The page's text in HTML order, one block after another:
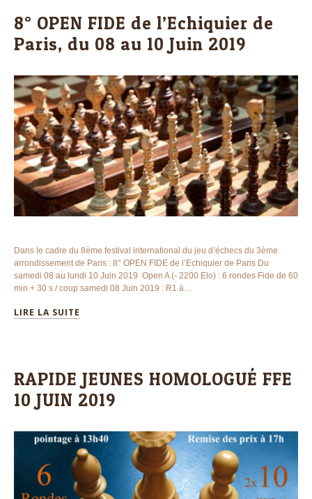
8° OPEN FIDE de l’Echiquier de
Paris, du 08 au 10 Juin 2019
Dans le cadre du 8ème festival international du jeu d’échecs du 3ème
arrondissement de Paris : 8° OPEN FIDE de l’Echiquier de Paris Du
samedi 08 au lundi 10 Juin 2019 Open A (- 2200 Elo) : 6 rondes Fide de 60
min + 30 s / coup samedi 08 Juin 2019 : R1 à…
LIRE LA SUITE
RAPIDE JEUNES HOMOLOGUÉ FFE
10 JUIN 2019